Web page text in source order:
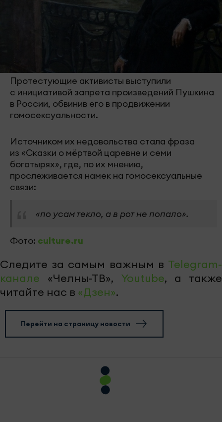
Протестующие активисты выступили
с инициативой запрета произведений Пушкина
в России, обвинив его в продвижении
гомосексуальности.
Источником их недовольства стала фраза
из «Сказки о мёртвой царевне и семи
богатырях», где, по их мнению,
прослеживается намек на гомосексуальные
связи:
«по усам текло, а в рот не попало».
Фото: culture.ru
Следите за самым важным в Telegram-
канале «Челны-ТВ», Youtube, а также
читайте нас в «Дзен».
Перейти на страницу новости